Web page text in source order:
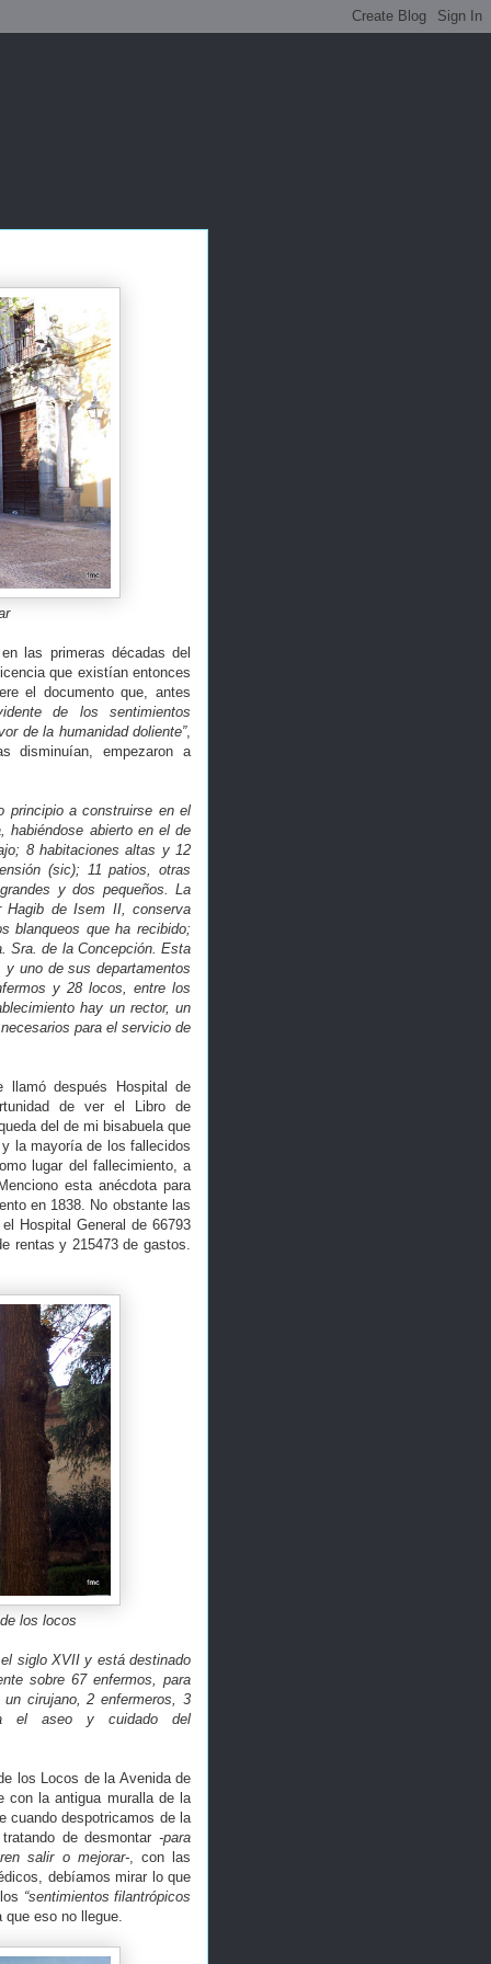
las primeras décadas del
que existían entonces
el documento que, antes
de los sentimientos
de la humanidad doliente”,
disminuían, empezaron a
principio a construirse en el
habiéndose abierto en el de
8 habitaciones altas y 12
(sic); 11 patios, otras
y dos pequeños. La
Hagib de Isem II, conserva
blanqueos que ha recibido;
Sra. de la Concepción. Esta
uno de sus departamentos
y 28 locos, entre los
hay un rector, un
para el servicio de
después Hospital de
de ver el Libro de
del de mi bisabuela que
la mayoría de los fallecidos
lugar del fallecimiento, a
esta anécdota para
en 1838. No obstante las
Hospital General de 66793
rentas y 215473 de gastos.
los locos
siglo XVII y está destinado
sobre 67 enfermos, para
cirujano, 2 enfermeros, 3
el aseo y cuidado del
los Locos de la Avenida de
con la antigua muralla de la
cuando despotricamos de la
de desmontar -para
salir o mejorar-, con las
debíamos mirar lo que
“sentimientos filantrópicos
eso no llegue.